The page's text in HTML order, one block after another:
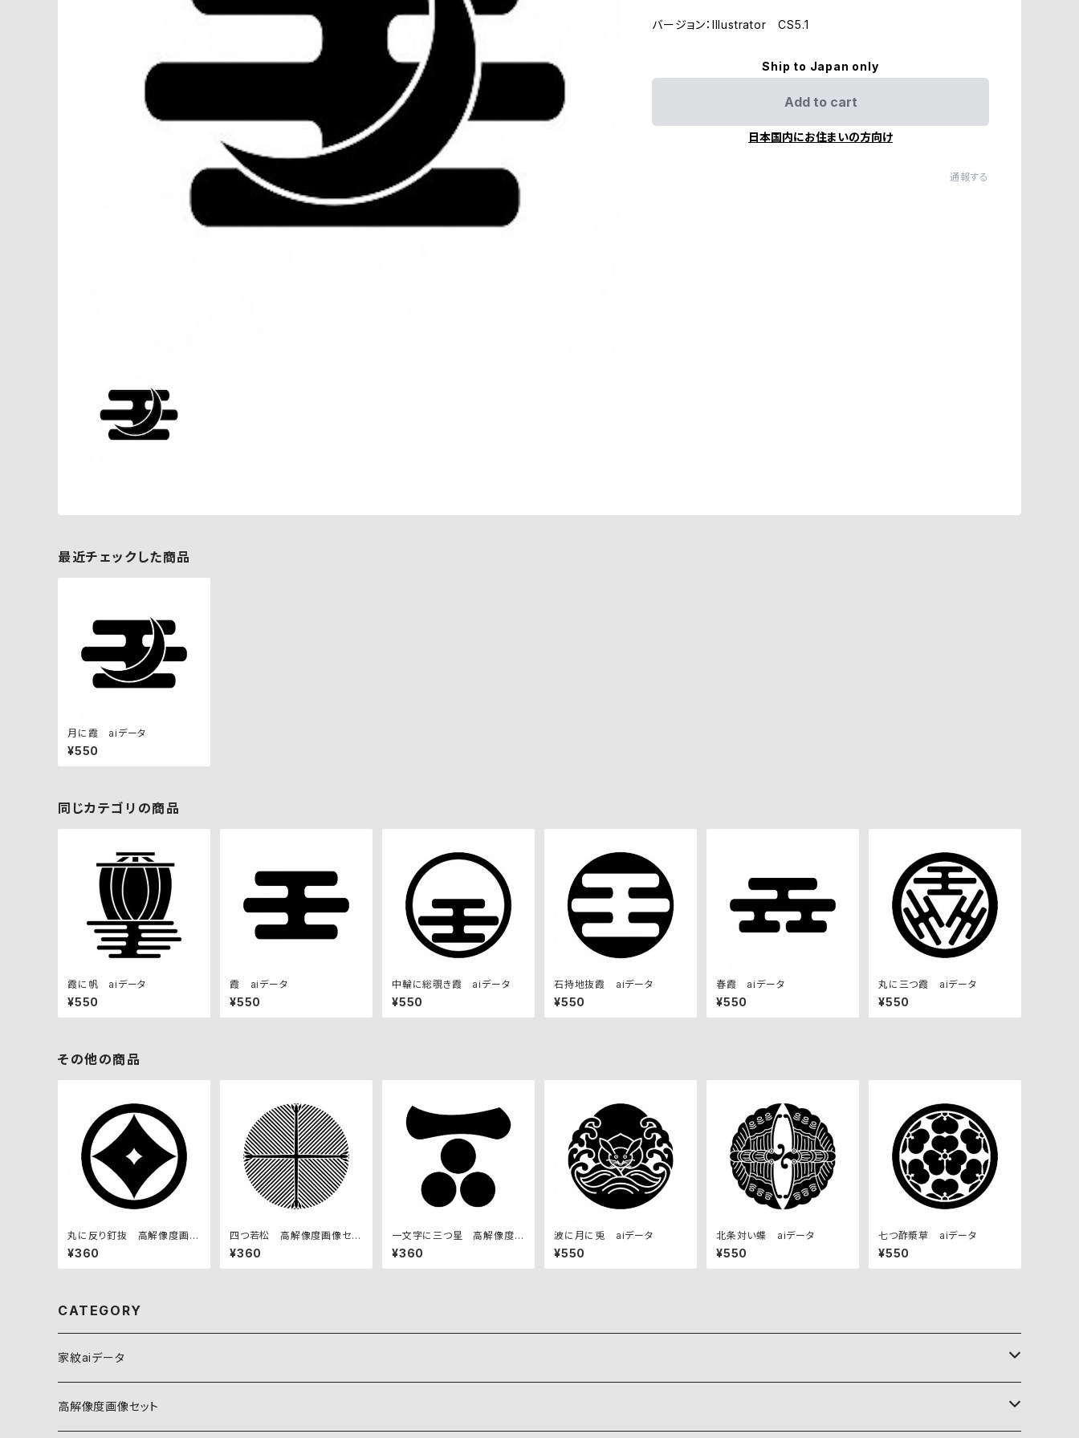
バージョン：Illustrator CS5.1
Ship to Japan only
Add to cart
日本国内にお住まいの方向け
通報する
最近チェックした商品
月に霞 aiデータ
¥550
同じカテゴリの商品
霞に帆 aiデータ
¥550
霞 aiデータ
¥550
中輪に総覗き霞 aiデータ
¥550
石持地抜霞 aiデータ
¥550
春霞 aiデータ
¥550
丸に三つ霞 aiデータ
¥550
その他の商品
丸に反り釘抜 高解像度画像
セット
¥360
四つ若松 高解像度画像セッ
ト
¥360
一文字に三つ星 高解像度画
像セット
¥360
波に月に兎 aiデータ
¥550
北条対い蝶 aiデータ
¥550
七つ酢漿草 aiデータ
¥550
CATEGORY
家紋aiデータ
自然紋
高解像度画像セット